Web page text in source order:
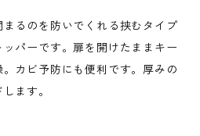
るのを防いでくれる挟むタイプ
パーです。扉を開けたままキー
カビ予防にも便利です。厚みの
ます。